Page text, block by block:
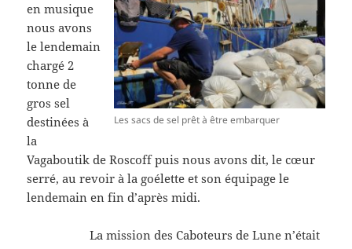
Les sacs de sel prêt à être embarquer
en musique
nous avons
le lendemain
chargé 2
tonne de
gros sel
destinées à
la
Vagaboutik de Roscoff puis nous avons dit, le cœur
serré, au revoir à la goélette et son équipage le
lendemain en fin d’après midi.
La mission des Caboteurs de Lune n’était